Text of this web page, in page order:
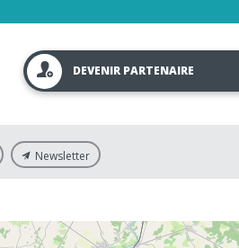
DEVENIR PARTENAIRE
Newsletter